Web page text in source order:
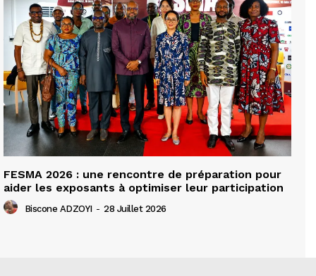
FESMA 2026 : une rencontre de préparation pour
aider les exposants à optimiser leur participation
Biscone ADZOYI - 28 Juillet 2026